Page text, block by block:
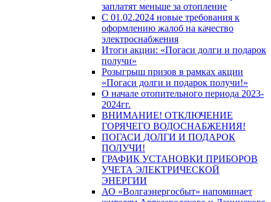
заплатят меньше за отопление
С 01.02.2024 новые требования к
оформлению жалоб на качество
электроснабжения
Итоги акции: «Погаси долги и подарок
получи»
Розыгрыш призов в рамках акции
«Погаси долги и подарок получи!»
О начале отопительного периода 2023-
2024гг.
ВНИМАНИЕ! ОТКЛЮЧЕНИЕ
ГОРЯЧЕГО ВОДОСНАБЖЕНИЯ!
ПОГАСИ ДОЛГИ И ПОДАРОК
ПОЛУЧИ!
ГРАФИК УСТАНОВКИ ПРИБОРОВ
УЧЕТА ЭЛЕКТРИЧЕСКОЙ
ЭНЕРГИИ
АО «Волгаэнергосбыт» напоминает